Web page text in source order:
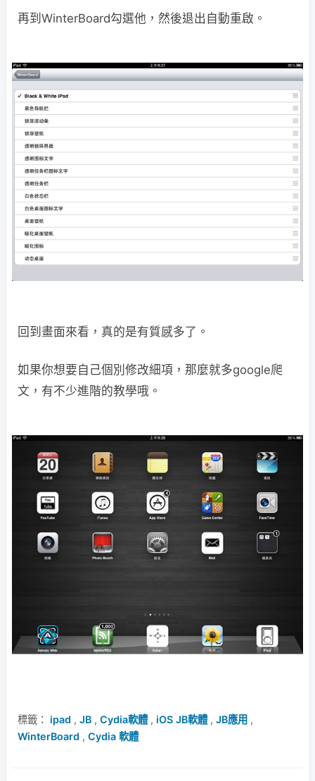
再到WinterBoard勾選他，然後退出自動重啟。
回到畫面來看，真的是有質感多了。
如果你想要自己個別修改細項，那麼就多google爬
文，有不少進階的教學哦。
標籤： ipad , JB , Cydia軟體, iOS JB軟體, JB應用 ,
WinterBoard , Cydia 軟體